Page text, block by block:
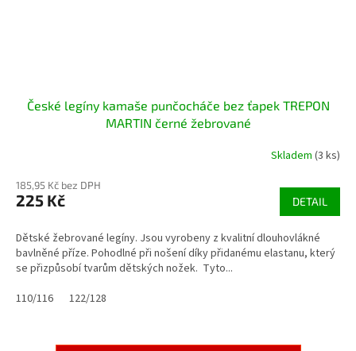
České legíny kamaše punčocháče bez ťapek TREPON
MARTIN černé žebrované
Skladem (3 ks)
185,95 Kč bez DPH
225 Kč DETAIL
Dětské žebrované legíny. Jsou vyrobeny z kvalitní dlouhovlákné
bavlněné příze. Pohodlné při nošení díky přidanému elastanu, který
se přizpůsobí tvarům dětských nožek. Tyto...
110/116
122/128